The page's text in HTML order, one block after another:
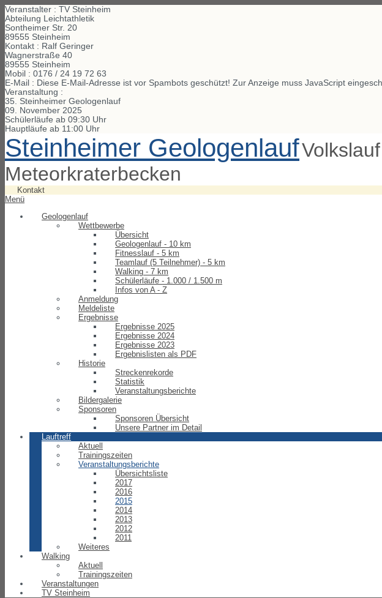
Veranstalter : TV Steinheim
Abteilung Leichtathletik
Sontheimer Str. 20
89555 Steinheim
Kontakt : Ralf Geringer
Wagnerstraße 40
89555 Steinheim
Mobil : 0176 / 24 19 72 63
E-Mail : Diese E-Mail-Adresse ist vor Spambots geschützt! Zur Anzeige muss JavaScript
Veranstaltung :
35. Steinheimer Geologenlauf
09. November 2025
Schülerläufe ab 09:30 Uhr
Hauptläufe ab 11:00 Uhr
Steinheimer Geologenlauf
Meteorkraterbecken
Kontakt
Menü
Geologenlauf
Wettbewerbe
Übersicht
Geologenlauf - 10 km
Fitnesslauf - 5 km
Teamlauf (5 Teilnehmer) - 5 km
Walking - 7 km
Schülerläufe - 1.000 / 1.500 m
Infos von A - Z
Anmeldung
Meldeliste
Ergebnisse
Ergebnisse 2025
Ergebnisse 2024
Ergebnisse 2023
Ergebnislisten als PDF
Historie
Streckenrekorde
Statistik
Veranstaltungsberichte
Bildergalerie
Sponsoren
Sponsoren Übersicht
Unsere Partner im Detail
Lauftreff
Aktuell
Trainingszeiten
Veranstaltungsberichte
Übersichtsliste
2017
2016
2015
2014
2013
2012
2011
Weiteres
Walking
Aktuell
Trainingszeiten
Veranstaltungen
TV Steinheim